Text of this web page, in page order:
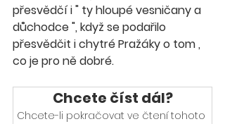
přesvědčí i " ty hloupé vesničany a
důchodce ", když se podařilo
přesvědčit i chytré Pražáky o tom ,
co je pro ně dobré.
Chcete číst dál?
Chcete-li pokračovat ve čtení tohoto